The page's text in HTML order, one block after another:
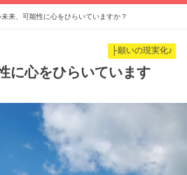
来、可能性に心をひらいていますか？
├願いの現実化♪
に心をひらいています